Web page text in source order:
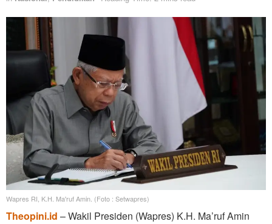
Wapres RI, K.H. Ma'ruf Amin. (Foto : Setwapres)
Theopini.id – Wakil Presiden (Wapres) K.H. Ma’ruf Amin